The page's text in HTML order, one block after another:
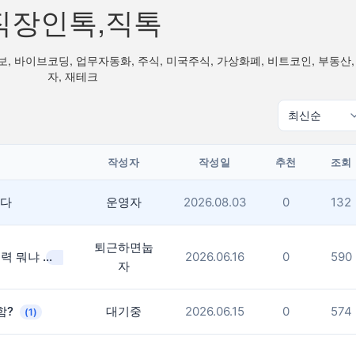
장인톡,직톡
, 바이브코딩, 업무자동화, 주식, 미국주식, 가상화폐, 비트코인, 부동산
자, 재테크
작성자 작성일 추천 조회
운영자 2026.08.03 0 132
퇴근하고 부업하는 사람 체력 뭐냐(1)
퇴근하면눕
자
2026.06.16 0 590
? (1) 대기중 2026.06.15 0 574